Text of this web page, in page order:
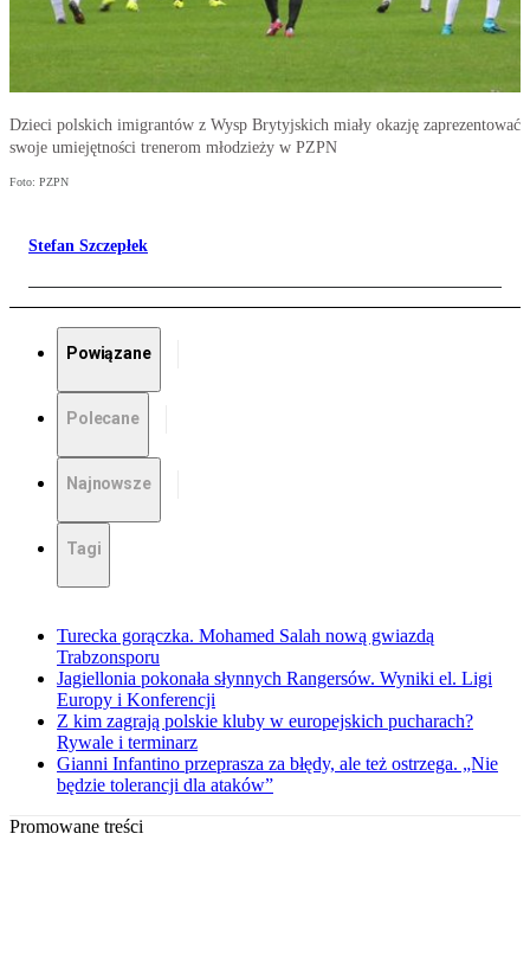
Dzieci polskich imigrantów z Wysp Brytyjskich miały okazję zaprezentować
swoje umiejętności trenerom młodzieży w PZPN
Foto: PZPN
Stefan Szczepłek
Powiązane
Polecane
Najnowsze
Tagi
Turecka gorączka. Mohamed Salah nową gwiazdą
Trabzonsporu
Jagiellonia pokonała słynnych Rangersów. Wyniki el. Ligi
Europy i Konferencji
Z kim zagrają polskie kluby w europejskich pucharach?
Rywale i terminarz
Gianni Infantino przeprasza za błędy, ale też ostrzega. „Nie
będzie tolerancji dla ataków”
Promowane treści